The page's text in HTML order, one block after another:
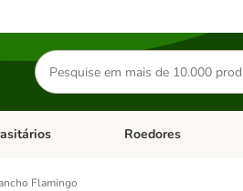
Pesquisar
produtos
de categoria: Dieta Vet.Abrir menu de
Roedores
Flamingo